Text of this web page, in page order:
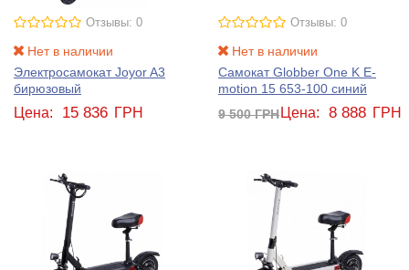
Отзывы: 0
Нет в наличии
Электросамокат Joyor A3
бирюзовый
Цена: 15 836 ГРН
Отзывы: 0
Нет в наличии
Самокат Globber One K E-
motion 15 653-100 синий
9 500ГРН Цена: 8 888 ГРН